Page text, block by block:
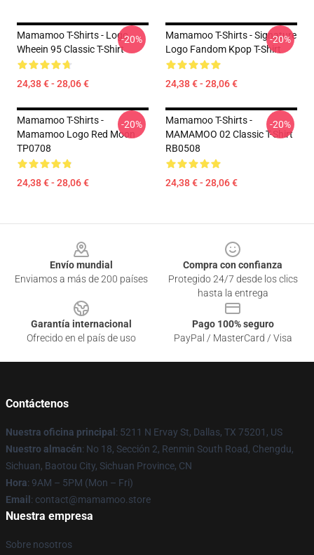
Mamamoo T-Shirts - Logo
Wheein 95 Classic T-Shirt
24,38 € - 28,06 €
-20%
Mamamoo T-Shirts - Signature
Logo Fandom Kpop T-Shirt
24,38 € - 28,06 €
-20%
Mamamoo T-Shirts -
Mamamoo Logo Red Moon
TP0708
24,38 € - 28,06 €
-20%
Mamamoo T-Shirts -
MAMAMOO 02 Classic T-Shirt
RB0508
24,38 € - 28,06 €
-20%
Envío mundial
Enviamos a más de 200 países
Compra con confianza
Protegido 24/7 desde los clics
hasta la entrega
Garantía internacional
Ofrecido en el país de uso
Pago 100% seguro
PayPal / MasterCard / Visa
Contáctenos
Nuestra oficina principal : 5211 N Ervay St, Dallas, TX 75201, US
Nuestro almacén: No 18, Sección 2, Renmin South Road, Chengdu,
Sichuan, Baotou City, Sichuan Province, CN
Hora: 9AM – 5PM (Mon – Fri)
Email : contact@mamamoo.store
Nuestra empresa
Sobre nosotros